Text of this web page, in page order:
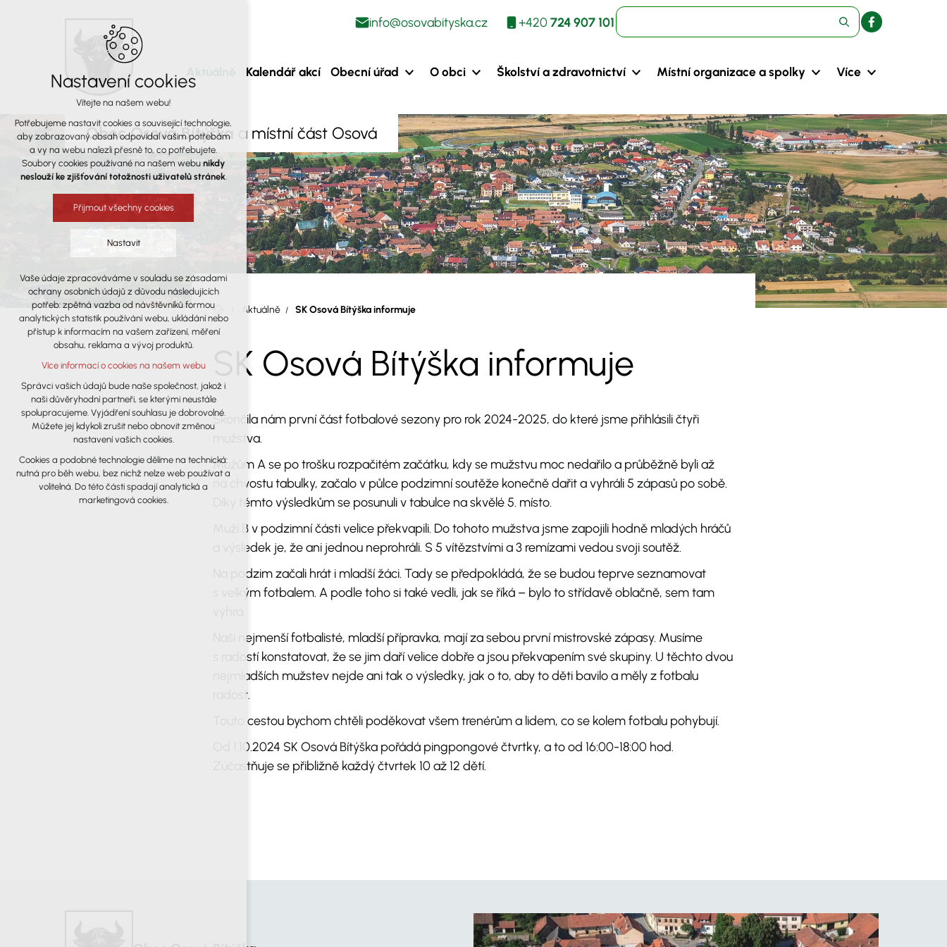
info@osovabityska.cz +420724 907 101
Kalendář akcí Obecní úřad O obci Školství a zdravotnictví Místní organizace a spolky Více
Obec Osová Bítýška a místní část Osová
Aktuálně SK Osová Bítýška informuje
SK Osová Bítýška informuje
Skončila nám první část fotbalové sezony pro rok 2024-2025, do které jsme přihlásili čtyři
mužstva.
Mužům A se po trošku rozpačitém začátku, kdy se mužstvu moc nedařilo a průběžně byli až
na chvostu tabulky, začalo v půlce podzimní soutěže konečně dařit a vyhráli 5 zápasů po sobě.
Díky těmto výsledkům se posunuli v tabulce na skvělé 5. místo.
Muži B v podzimní části velice překvapili. Do tohoto mužstva jsme zapojili hodně mladých hráčů
a výsledek je, že ani jednou neprohráli. S 5 vítězstvími a 3 remízami vedou svoji soutěž.
Na podzim začali hrát i mladší žáci. Tady se předpokládá, že se budou teprve seznamovat
s velkým fotbalem. A podle toho si také vedli, jak se říká – bylo to střídavě oblačně, sem tam
Naši nejmenší fotbalisté, mladší přípravka, mají za sebou první mistrovské zápasy. Musíme
s radostí konstatovat, že se jim daří velice dobře a jsou překvapením své skupiny. U těchto dvou
nejmladších mužstev nejde ani tak o výsledky, jak o to, aby to děti bavilo a měly z fotbalu
radost.
Touto cestou bychom chtěli poděkovat všem trenérům a lidem, co se kolem fotbalu pohybují.
Od 1.10.2024 SK Osová Bítýška pořádá pingpongové čtvrtky, a to od 16:00-18:00 hod.
Zúčastňuje se přibližně každý čtvrtek 10 až 12 dětí.
Nastavení cookies
Vítejte na našem webu!
Potřebujeme nastavit cookies a související technologie,
aby zobrazovaný obsah odpovídal vašim potřebám
a vy na webu nalezli přesně to, co potřebujete.
Soubory cookies používané na našem webu nikdy
neslouží ke zjišťování totožnosti uživatelů stránek.
Přijmout všechny cookies
Nastavit
Technická cookies
nutná pro provozování webu
udržení kontextu stránek (session): případná
přihlášení, volby jazyka, apod.
analytická pro anonymizované
vyhodnocení návštěvnosti
marketingová cookies (Google)
Více informací o cookies na našem webu
Přijmout všechny cookies
Odmítnout vše
Vaše údaje zpracováváme v souladu se zásadami
ochrany osobních údajů z důvodu následujících
potřeb: zpětná vazba od návštěvníků formou
analytických statistik používání webu, ukládání nebo
přístup k informacím na vašem zařízení, měření
obsahu, reklama a vývoj produktů.
Více informací o cookies na našem webu
Správci vašich údajů bude naše společnost, jakož i
naši důvěryhodní partneři, se kterými neustále
spolupracujeme. Vyjádření souhlasu je dobrovolné.
Můžete jej kdykoli zrušit nebo obnovit změnou
nastavení vašich cookies.
Cookies a podobné technologie dělíme na technická:
nutná pro běh webu, bez nichž nelze web používat a
volitelná. Do této části spadají analytická a
marketingová cookies.